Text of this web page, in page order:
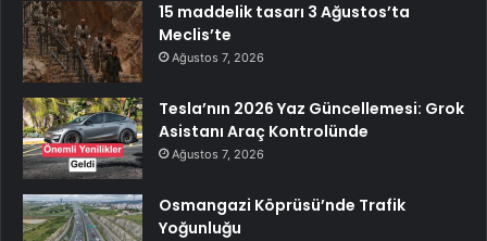
15 maddelik tasarı 3 Ağustos’ta
Meclis’te
Ağustos 7, 2026
Tesla’nın 2026 Yaz Güncellemesi: Grok
Asistanı Araç Kontrolünde
Ağustos 7, 2026
Osmangazi Köprüsü’nde Trafik
Yoğunluğu